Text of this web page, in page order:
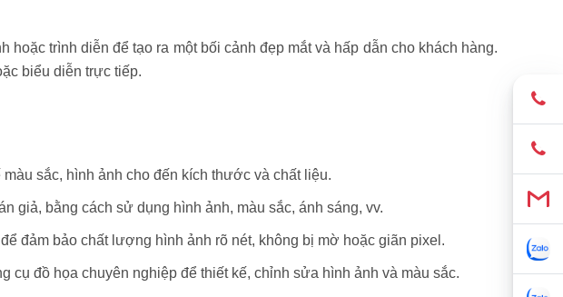
trình diễn để tạo ra một bối cảnh đẹp mắt và hấp dẫn cho khách hàng.
biểu diễn trực tiếp.
sắc, hình ảnh cho đến kích thước và chất liệu.
giả, bằng cách sử dụng hình ảnh, màu sắc, ánh sáng, vv.
đảm bảo chất lượng hình ảnh rõ nét, không bị mờ hoặc giãn pixel.
cụ đồ họa chuyên nghiệp để thiết kế, chỉnh sửa hình ảnh và màu sắc.